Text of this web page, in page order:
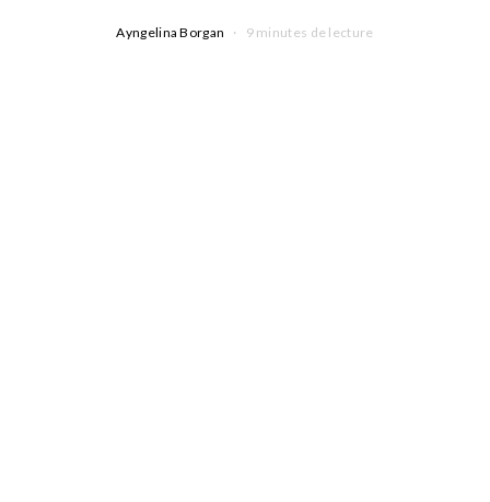
Ayngelina Borgan 9 minutes de lecture